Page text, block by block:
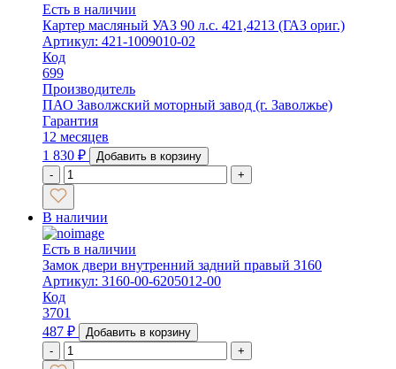
Есть в наличии
Картер масляный УАЗ 90 л.с. 421,4213 (ГАЗ ориг.)
Артикул: 421-1009010-02
Код
699
Производитель
ПАО Заволжский моторный завод (г. Заволжье)
Гарантия
12 месяцев
1 830 ₽
Добавить в корзину
-
+
В наличии
Есть в наличии
Замок двери внутренний задний правый 3160
Артикул: 3160-00-6205012-00
Код
3701
487 ₽
Добавить в корзину
-
+